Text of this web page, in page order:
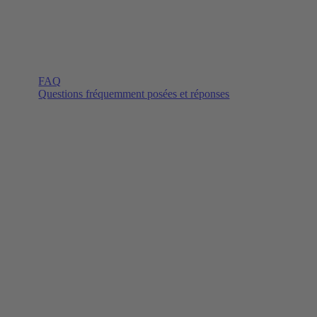
FAQ
Questions fréquemment posées et réponses